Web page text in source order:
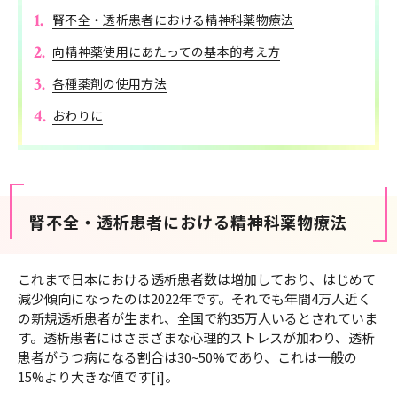
腎不全・透析患者における精神科薬物療法
向精神薬使用にあたっての基本的考え方
各種薬剤の使用方法
おわりに
腎不全・透析患者における精神科薬物療法
これまで日本における透析患者数は増加しており、はじめて
減少傾向になったのは2022年です。それでも年間4万人近く
の新規透析患者が生まれ、全国で約35万人いるとされていま
す。透析患者にはさまざまな心理的ストレスが加わり、透析
患者がうつ病になる割合は30~50%であり、これは一般の
15%より大きな値です[i]。